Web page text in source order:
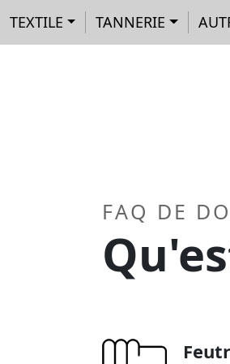
Aller au contenu principal
Navigation
TEXTILE TANNERIE
FAQ DE
Panneau de gestion des cookies